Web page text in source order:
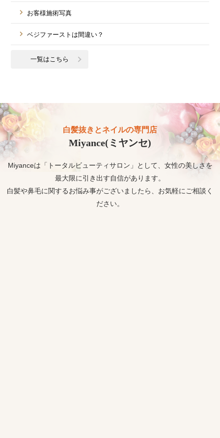
お客様施術写真
ベジファーストは間違い？
一覧はこちら
白髪抜きとネイルの専門店
Miyance(ミヤンセ)
Miyanceは「トータルビューティサロン」として、女性の美しさを
最大限に引き出す自信があります。
白髪や鼻毛に関するお悩み事がございましたら、お気軽にご相談く
ださい。